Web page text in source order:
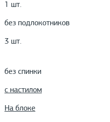
1 шт.
без подлокотников
3 шт.
без спинки
с настилом
На блоке